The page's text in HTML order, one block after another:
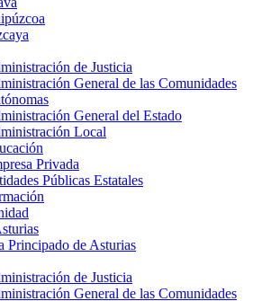
de Justicia
General de las Comunidades
General del Estado
Local
Privada
Públicas Estatales
Principado de Asturias
de Justicia
General de las Comunidades